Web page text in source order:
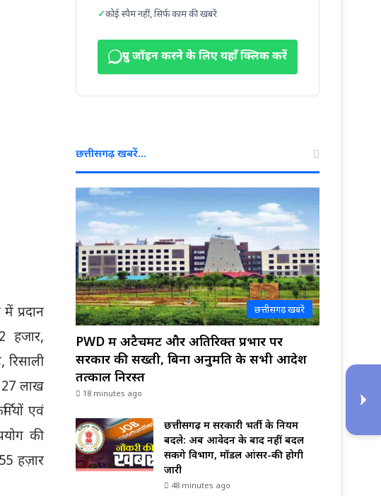
प्रदान
हजार,
27 लाख
एवं
की
हज़ार
कोई स्पैम नहीं, सिर्फ काम की खबरें
ग्रुप जॉइन करने के लिए यहाँ क्लिक करें
छत्तीसगढ़ खबरें…
छत्तीसगढ़ खबरें
PWD में अटैचमेंट और अतिरिक्त प्रभार पर
सरकार की सख्ती, बिना अनुमति के सभी आदेश
तत्काल निरस्त
18 minutes ago
छत्तीसगढ़ में सरकारी भर्ती के नियम
बदले: अब आवेदन के बाद नहीं बदल
सकेंगे विभाग, मॉडल आंसर-की होगी
जारी
48 minutes ago